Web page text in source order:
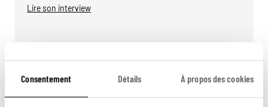
Consentement Détails À propos des cookies
Lire son interview